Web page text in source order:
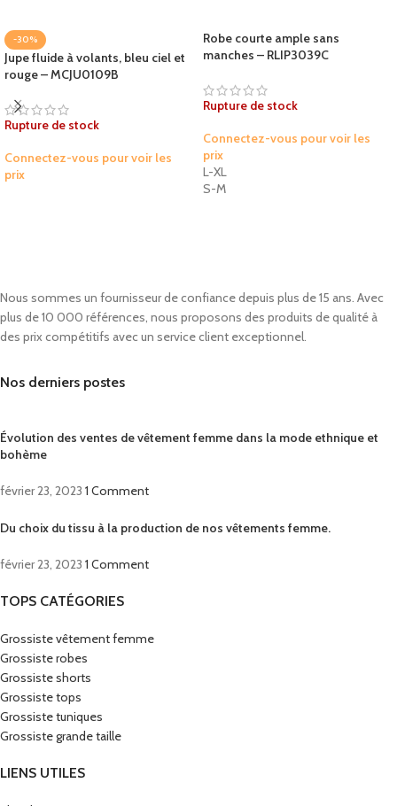
-30%
Jupe fluide à volants, bleu ciel et
rouge – MCJU0109B
Rupture de stock
Connectez-vous pour voir les
prix
Robe courte ample sans
manches – RLIP3039C
Rupture de stock
Connectez-vous pour voir les
prix
L-XL
S-M
Nous sommes un fournisseur de confiance depuis plus de 15 ans. Avec
plus de 10 000 références, nous proposons des produits de qualité à
des prix compétitifs avec un service client exceptionnel.
Nos derniers postes
Évolution des ventes de vêtement femme dans la mode ethnique et
bohème
février 23, 2023 1 Comment
Du choix du tissu à la production de nos vêtements femme.
février 23, 2023 1 Comment
TOPS CATÉGORIES
Grossiste vêtement femme
Grossiste robes
Grossiste shorts
Grossiste tops
Grossiste tuniques
Grossiste grande taille
LIENS UTILES